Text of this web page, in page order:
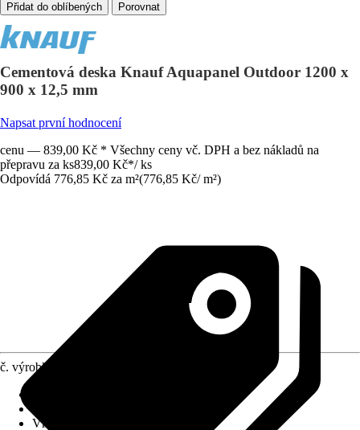
Porovnat
Cementová deska Knauf Aquapanel Outdoor 1200 x
900 x 12,5 mm
Napsat první hodnocení
cenu — 839,00 Kč * Všechny ceny vč. DPH a bez nákladů na
přepravu za ks839,00 Kč*/ ks
Odpovídá 776,85 Kč za m²(776,85 Kč/ m²)
č. výrobku
Vhodné pro